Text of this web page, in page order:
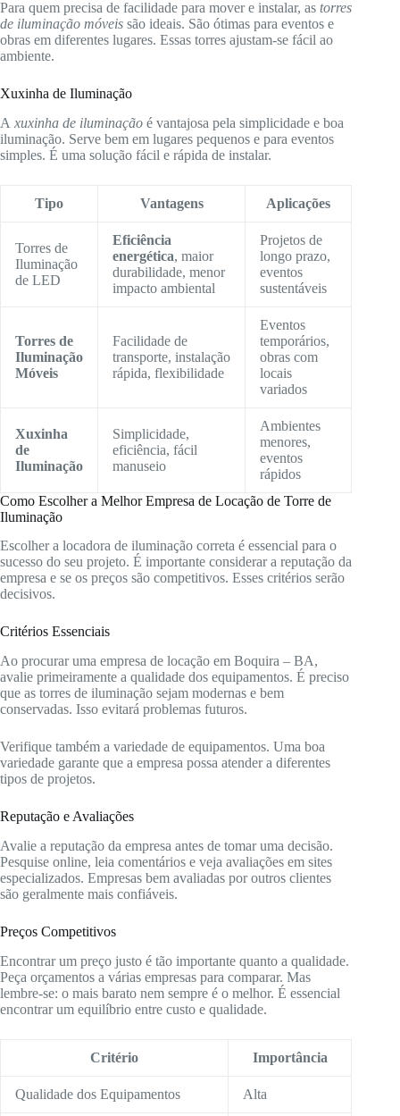
Para quem precisa de facilidade para mover e instalar, as torres
de iluminação móveis são ideais. São ótimas para eventos e
obras em diferentes lugares. Essas torres ajustam-se fácil ao
ambiente.
Xuxinha de Iluminação
A xuxinha de iluminação é vantajosa pela simplicidade e boa
iluminação. Serve bem em lugares pequenos e para eventos
simples. É uma solução fácil e rápida de instalar.
Tipo Vantagens Aplicações
Torres de
Iluminação
de LED
Eficiência
energética, maior
durabilidade, menor
impacto ambiental
Projetos de
longo prazo,
eventos
sustentáveis
Torres de
Iluminação
Móveis
Facilidade de
transporte, instalação
rápida, flexibilidade
Eventos
temporários,
obras com
locais
variados
Xuxinha
de
Iluminação
Simplicidade,
eficiência, fácil
manuseio
Ambientes
menores,
eventos
rápidos
Como Escolher a Melhor Empresa de Locação de Torre de
Iluminação
Escolher a locadora de iluminação correta é essencial para o
sucesso do seu projeto. É importante considerar a reputação da
empresa e se os preços são competitivos. Esses critérios serão
decisivos.
Critérios Essenciais
Ao procurar uma empresa de locação em Boquira – BA,
avalie primeiramente a qualidade dos equipamentos. É preciso
que as torres de iluminação sejam modernas e bem
conservadas. Isso evitará problemas futuros.
Verifique também a variedade de equipamentos. Uma boa
variedade garante que a empresa possa atender a diferentes
tipos de projetos.
Reputação e Avaliações
Avalie a reputação da empresa antes de tomar uma decisão.
Pesquise online, leia comentários e veja avaliações em sites
especializados. Empresas bem avaliadas por outros clientes
são geralmente mais confiáveis.
Preços Competitivos
Encontrar um preço justo é tão importante quanto a qualidade.
Peça orçamentos a várias empresas para comparar. Mas
lembre-se: o mais barato nem sempre é o melhor. É essencial
encontrar um equilíbrio entre custo e qualidade.
Critério Importância
Qualidade dos Equipamentos Alta